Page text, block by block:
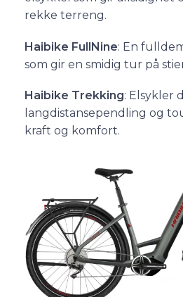
rekke terreng.
Haibike FullNine: En
som gir en smidig tur på
Haibike Trekking: Elsykler
langdistansependling og
kraft og komfort.